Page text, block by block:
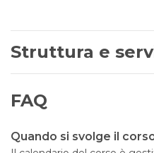
Struttura e
FAQ
Quando si svolge il